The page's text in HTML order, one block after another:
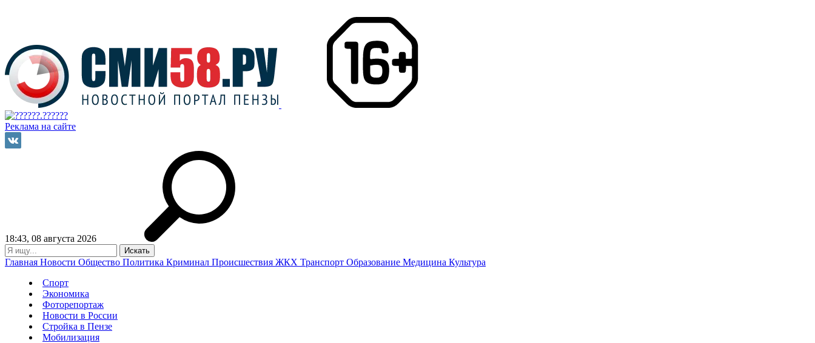
Реклама на сайте
18:43, 08 августа 2026
Главная Новости Общество Политика Криминал Происшествия ЖКХ Транспорт Образование Медицина Культура
Спорт
Экономика
Фоторепортаж
Новости в России
Стройка в Пензе
Мобилизация